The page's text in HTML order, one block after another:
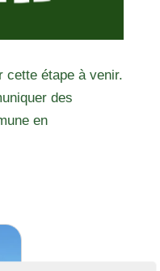
cette étape à venir.
des
en